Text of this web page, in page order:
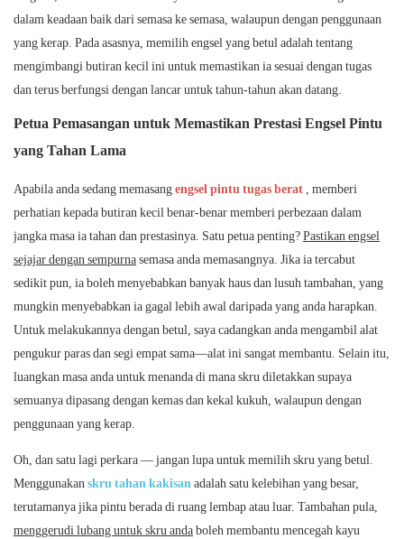
dalam keadaan baik dari semasa ke semasa, walaupun dengan penggunaan
yang kerap. Pada asasnya, memilih engsel yang betul adalah tentang
mengimbangi butiran kecil ini untuk memastikan ia sesuai dengan tugas
dan terus berfungsi dengan lancar untuk tahun-tahun akan datang.
Petua Pemasangan untuk Memastikan Prestasi Engsel Pintu
yang Tahan Lama
Apabila anda sedang memasangengsel pintu tugas berat , memberi
perhatian kepada butiran kecil benar-benar memberi perbezaan dalam
jangka masa ia tahan dan prestasinya. Satu petua penting?Pastikan engsel
sejajar dengan sempurnasemasa anda memasangnya. Jika ia tercabut
sedikit pun, ia boleh menyebabkan banyak haus dan lusuh tambahan, yang
mungkin menyebabkan ia gagal lebih awal daripada yang anda harapkan.
Untuk melakukannya dengan betul, saya cadangkan anda mengambil alat
pengukur paras dan segi empat sama—alat ini sangat membantu. Selain itu,
luangkan masa anda untuk menanda di mana skru diletakkan supaya
semuanya dipasang dengan kemas dan kekal kukuh, walaupun dengan
penggunaan yang kerap.
Oh, dan satu lagi perkara — jangan lupa untuk memilih skru yang betul.
Menggunakanskru tahan kakisanadalah satu kelebihan yang besar,
terutamanya jika pintu berada di ruang lembap atau luar. Tambahan pula,
menggerudi lubang untuk skru andaboleh membantu mencegah kayu